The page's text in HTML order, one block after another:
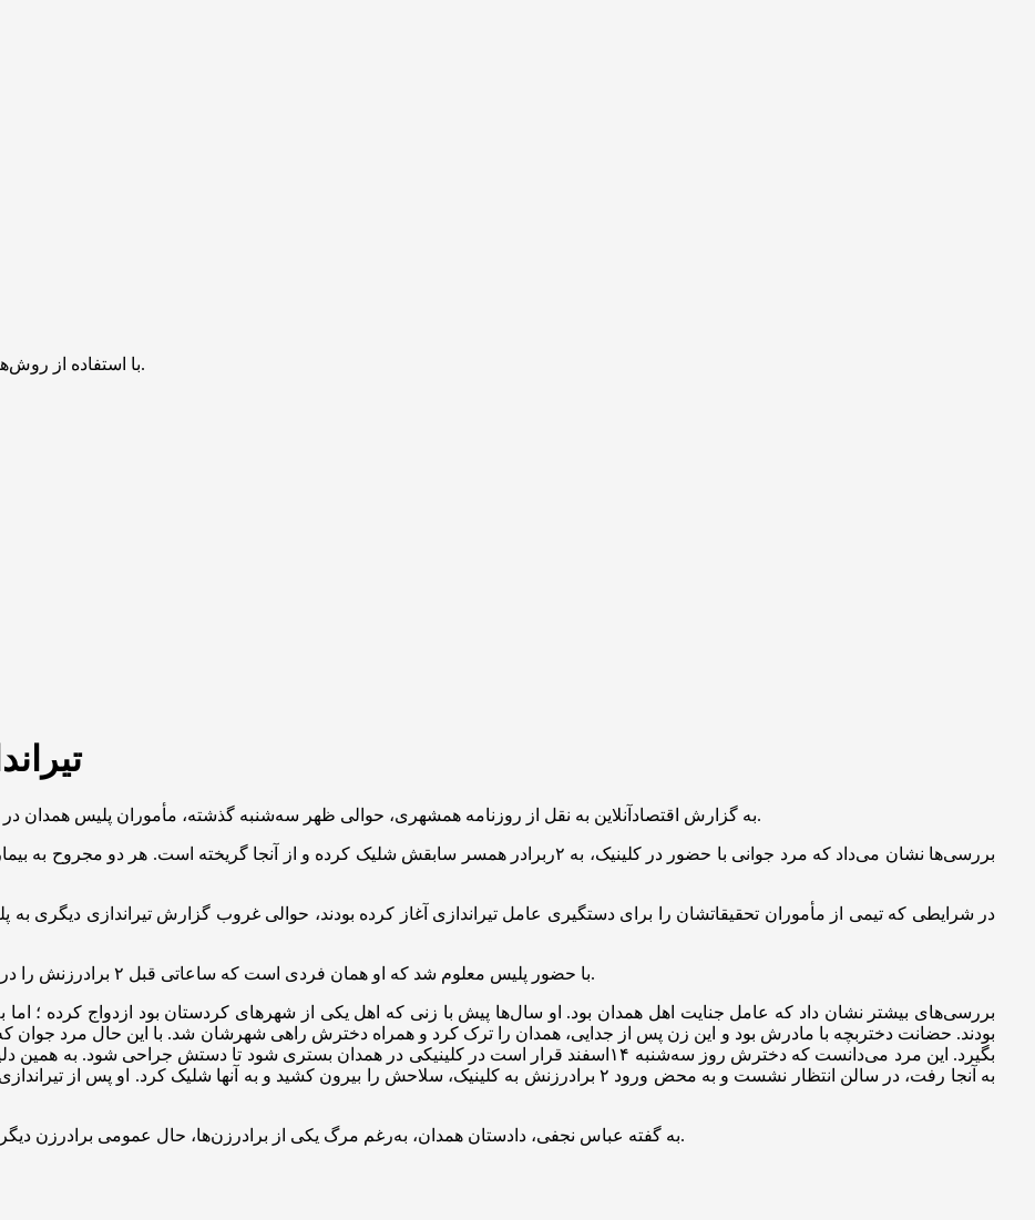
با استفاده از روش‌های زیر می‌توانید این صفحه را با دوستان خود به اشتراک بگذارید.
به گزارش اقتصادآنلاین به نقل از روزنامه همشهری، حوالی ظهر سه‌شنبه گذشته، مأموران پلیس همدان در جریان تیراندازی در یک کلینیک معروف در این شهر قرار گرفتند.
در شرایطی که تیمی از مأموران تحقیقاتشان را برای دستگیری عامل تیراندازی آغاز کرده بودند، حوالی غروب گزارش تیراندازی دیگری به
با حضور پلیس معلوم شد که او همان فردی است که ساعاتی قبل ۲ برادرزنش را در کلینیک هدف گلوله قرار داده و یکی از آنها را به قتل رسانده بود.
بودند. حضانت دختربچه با مادرش بود و این زن پس از جدایی، همدان را ترک کرد و همراه دخترش راهی شهرشان شد. با این حال مرد جوان که از
بگیرد. این مرد می‌دانست که دخترش روز سه‌شنبه ۱۴اسفند قرار است در کلینیکی در همدان بستری شود تا دستش
به آنجا رفت، در سالن انتظار نشست و به محض ورود ۲ برادرزنش به کلینیک، سلاحش را بیرون کشید و به آنها شلیک
به‌ گفته عباس نجفی، دادستان همدان، به‌رغم مرگ یکی از برادرزن‌ها، حال عمومی برادرزن دیگر مساعد گزارش شده و وی همچنان در بیمارستان بستری است.